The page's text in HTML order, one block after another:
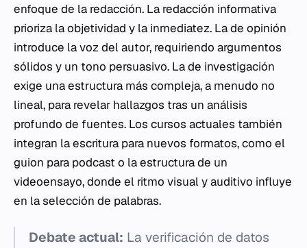
enfoque de la redacción. La redacción informativa
prioriza la objetividad y la inmediatez. La de opinión
introduce la voz del autor, requiriendo argumentos
sólidos y un tono persuasivo. La de investigación
exige una estructura más compleja, a menudo no
lineal, para revelar hallazgos tras un análisis
profundo de fuentes. Los cursos actuales también
integran la escritura para nuevos formatos, como el
guion para podcast o la estructura de un
videoensayo, donde el ritmo visual y auditivo influye
en la selección de palabras.
Debate actual: La verificación de datos